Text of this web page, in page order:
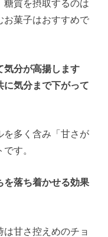
糖質を摂取するのは
お菓子はおすすめで
気分が高揚します
に気分まで下がって
を多く含み「甘さが
す。
を落ち着かせる効果
甘さ控えめのチョ